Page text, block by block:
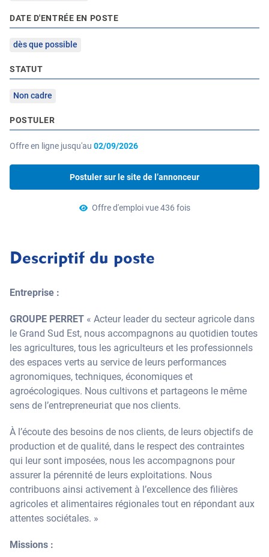
DATE D'ENTRÉE EN POSTE
dès que possible
STATUT
Non cadre
POSTULER
Offre en ligne jusqu'au 02/09/2026
Postuler sur le site de l’annonceur
Offre d'emploi vue 436 fois
Descriptif du poste
Entreprise :
GROUPE PERRET « Acteur leader du secteur agricole dans
le Grand Sud Est, nous accompagnons au quotidien toutes
les agricultures, tous les agriculteurs et les professionnels
des espaces verts au service de leurs performances
agronomiques, techniques, économiques et
agroécologiques. Nous cultivons et partageons le même
sens de l’entrepreneuriat que nos clients.
À l’écoute des besoins de nos clients, de leurs objectifs de
production et de qualité, dans le respect des contraintes
qui leur sont imposées, nous les accompagnons pour
assurer la pérennité de leurs exploitations. Nous
contribuons ainsi activement à l’excellence des filières
agricoles et alimentaires régionales tout en répondant aux
attentes sociétales. »
Missions :